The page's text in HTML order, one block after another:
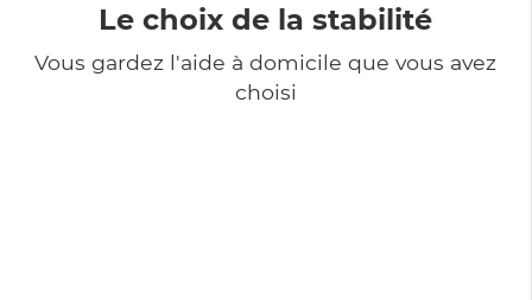
Le choix de la stabilité
Vous gardez l'aide à domicile que vous avez
choisi